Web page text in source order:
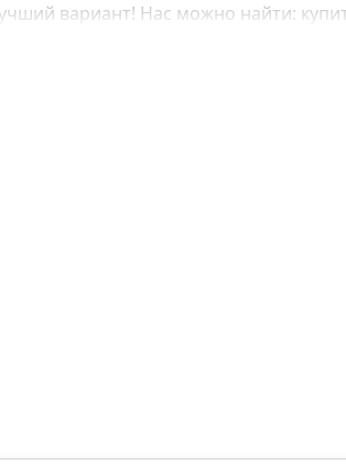
вариант! Нас можно найти:
купить квартиру в рассрочку,